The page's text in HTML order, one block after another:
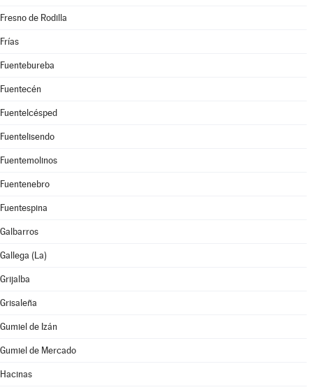
Fresno de Rodilla
Frías
Fuentebureba
Fuentecén
Fuentelcésped
Fuentelisendo
Fuentemolinos
Fuentenebro
Fuentespina
Galbarros
Gallega (La)
Grijalba
Grisaleña
Gumiel de Izán
Gumiel de Mercado
Hacinas